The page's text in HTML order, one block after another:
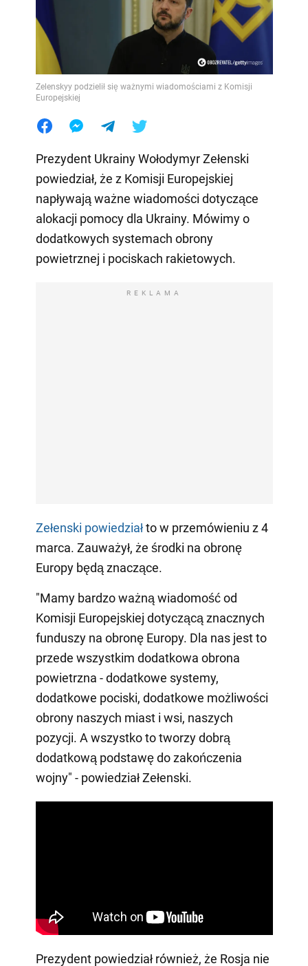
Zelenskyy podzielił się ważnymi wiadomościami z Komisji
Europejskiej
Prezydent Ukrainy Wołodymyr Zełenski
powiedział, że z Komisji Europejskiej
napływają ważne wiadomości dotyczące
alokacji pomocy dla Ukrainy. Mówimy o
dodatkowych systemach obrony
powietrznej i pociskach rakietowych.
REKLAMA
Zełenski powiedziałto w przemówieniu z 4
marca. Zauważył, że środki na obronę
Europy będą znaczące.
"Mamy bardzo ważną wiadomość od
Komisji Europejskiej dotyczącą znacznych
funduszy na obronę Europy. Dla nas jest to
przede wszystkim dodatkowa obrona
powietrzna - dodatkowe systemy,
dodatkowe pociski, dodatkowe możliwości
obrony naszych miast i wsi, naszych
pozycji. A wszystko to tworzy dobrą
dodatkową podstawę do zakończenia
wojny" - powiedział Zełenski.
Prezydent powiedział również, że Rosja nie